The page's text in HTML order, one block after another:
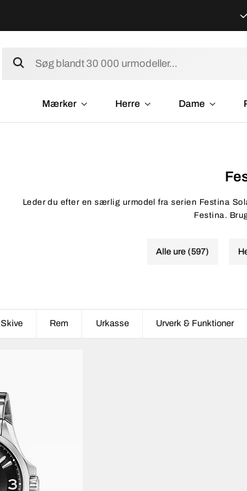
Mærker Herre Dame
Leder du efter en særlig urmodel fra serien Festina
Festina.
Alle ure (597)
Skive Rem Urkasse Urverk & Funktioner